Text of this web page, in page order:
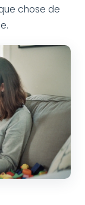
chose de